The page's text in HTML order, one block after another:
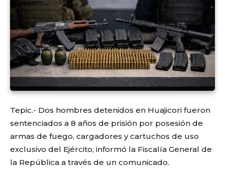
Tepic.- Dos hombres detenidos en Huajicori fueron
sentenciados a 8 años de prisión por posesión de
armas de fuego, cargadores y cartuchos de uso
exclusivo del Ejército, informó la Fiscalía General de
la República a través de un comunicado.